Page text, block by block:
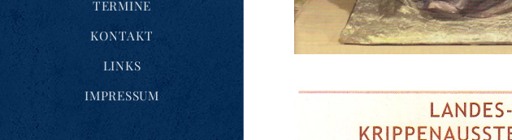
TERMINE
KONTAKT
LINKS
IMPRESSUM